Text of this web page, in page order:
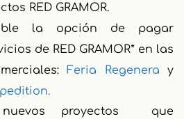
RED GRAMOR.
la opción de pagar
de RED GRAMOR* en las
Feria Regenera
proyectos  que